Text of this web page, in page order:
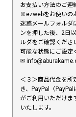
お支払い方法のご連
※ezwebをお使いの
迷惑メールフォルダ
ンを押した後、2日
ルダをご確認くださ
可能な状態にご設定
✉︎
＜３＞商品代金を所
き、PayPal（
がご利用いただけま
いたします。